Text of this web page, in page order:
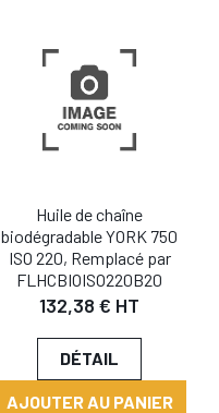
Huile de chaîne
biodégradable YORK 750
ISO 220, Remplacé par
FLHCBIOISO220B20
132,38 € HT
DÉTAIL
AJOUTER AU PANIER